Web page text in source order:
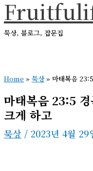
콘
텐
츠
너
뛰
기
묵상, 블로그, 잡문집
메
Home » 묵상 » 마태복음
마태복음 23:5
크게 하고
묵상 / 2023년 4월 29